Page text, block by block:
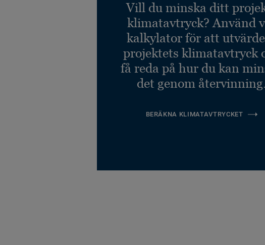
Vill du minska ditt
klimatavtryck? Använd
kalkylator för att
projektets klimatavtryck
få reda på hur du kan
det genom återvinning.
BERÄKNA KLIMATAVTRYCKET